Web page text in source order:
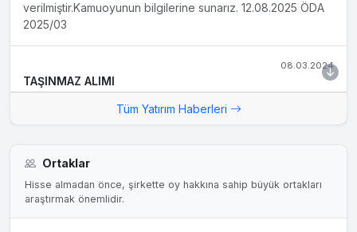
verilmiştir.Kamuoyunun bilgilerine sunarız. 12.08.2025 ÖDA
2025/03
08.03.2024
TAŞINMAZ ALIMI
Kurulu Toplantısı'nda karar alındığı üzere; İstanbul İli,
yapılan Gayrimenkul Satış Vaadi Sözleşmesindeki alım
koşullarına uygun olarak Maliki Alsancak Turizm A.Ş.'ye
toplam 60.559.662,00 TL ödenmiş olup, taşınmazın tapu
devri 08.03.2024 tarihinde gerçekleştirilmiştir. Bilgilerinize...
Tüm Yatırım Haberleri
Ortaklar
Hisse almadan önce, şirkette oy hakkına sahip büyük ortakları
araştırmak önemlidir.